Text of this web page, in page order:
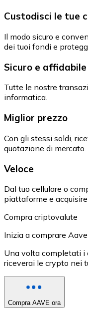
Custodisci le tue
Il modo sicuro e
dei tuoi fondi e
Sicuro e affidabile
Tutte le nostre
informatica.
Miglior prezzo
Con gli stessi soldi,
quotazione di mercato.
Veloce
Dal tuo cellulare o
piattaforme e
Compra criptovalute
Inizia a comprare
Una volta completati i
riceverai le crypto nei
Compra AAVE ora